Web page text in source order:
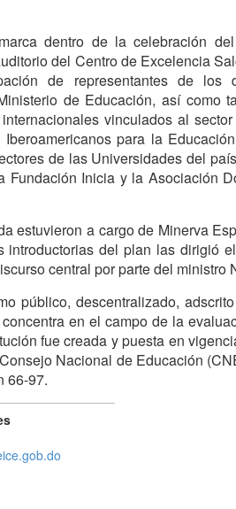
dentro de la celebración
del Centro de Excelencia
de representantes de los
de Educación, así como
vinculados al
para la
de las Universidades del
Fundación Inicia y la Asociación
estuvieron a cargo de Minerva
introductorias del plan las dirigió
central por parte del ministro
público, descentralizado,
en el campo de la
fue creada y puesta en
Nacional de Educación
66-97.